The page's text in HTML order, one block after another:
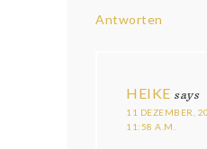
Antworten
HEIKE says
11 DEZEMBER,
11:58 A.M.